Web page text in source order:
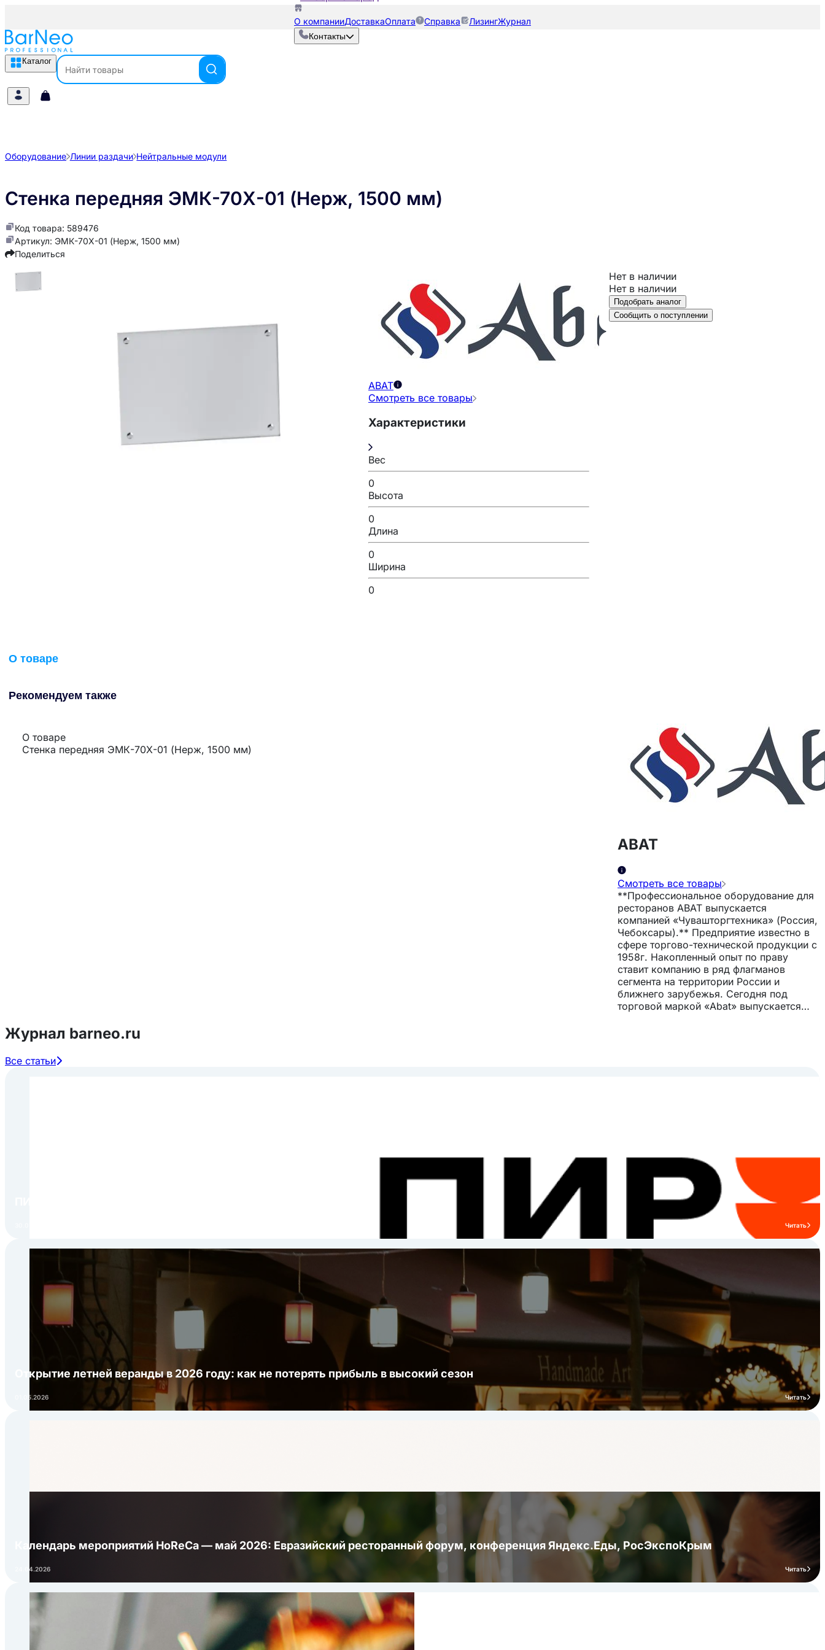
О компанииДоставкаОплата Справка ЛизингЖурнал
Контакты
Каталог
Оборудование Линии раздачи Нейтральные модули
Стенка передняя ЭМК-70Х-01 (Нерж, 1500 мм)
Код товара: 589476
Артикул: ЭМК-70Х-01 (Нерж, 1500 мм)
Поделиться
ABAT
Смотреть все товары
Характеристики
Вес
0
Высота
0
Длина
0
Ширина
0
Нет в наличии
Нет в наличии
Подобрать аналог
Сообщить о поступлении
О товаре
Рекомендуем также
О товаре
Стенка передняя ЭМК-70Х-01 (Нерж, 1500 мм)
ABAT
Смотреть все товары
**Профессиональное оборудование для
ресторанов ABAT выпускается
компанией «Чувашторгтехника» (Россия,
Чебоксары).** Предприятие известно в
сфере торгово-технической продукции с
1958г. Накопленный опыт по праву
ставит компанию в ряд флагманов
сегмента на территории России и
ближнего зарубежья. Сегодня под
торговой маркой «Abat» выпускается
энергосберегающих технологий и
совершенствования технологической
Журнал barneo.ru
Все статьи
Читать
Открытие летней веранды в 2026 году: как не потерять прибыль в высокий сезон
01.05.2026 Читать
Календарь мероприятий HoReCa — май 2026: Евразийский ресторанный форум, конференция Яндекс.Еды, РосЭкспоКрым
24.04.2026 Читать